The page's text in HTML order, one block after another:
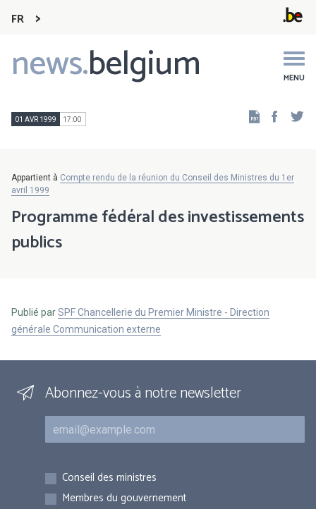
FR
news.belgium MENU
Main
navigation
01 AVR 1999 17:00
Appartient à Compte rendu de la réunion du Conseil des Ministres du 1er
avril 1999
Programme fédéral des investissements
publics
Publié parSPF Chancellerie du Premier Ministre - Direction
générale Communication externe
Abonnez-vous à notre newsletter
Courriel
Inscriptions
Conseil des ministres
Membres du gouvernement